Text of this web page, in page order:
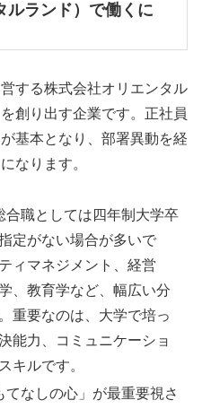
ルランド）で働くに
する株式会社オリエンタル
創り出す企業です。正社員
基本となり、部署異動を経
なります。
合職としては四年制大学卒
定がない場合が多いで
ィマネジメント、経営
、教育学など、幅広い分
重要なのは、大学で培っ
能力、コミュニケーショ
キルです。
てなしの心」が最重要視さ